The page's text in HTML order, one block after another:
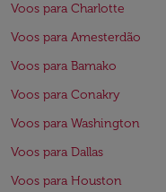
Voos para Charlotte
Voos para Amesterdão
Voos para Bamako
Voos para Conakry
Voos para Washington
Voos para Dallas
Voos para Houston